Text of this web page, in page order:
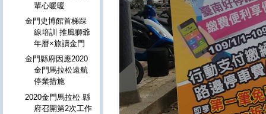
輩心暖暖
金門史博館首梯踩
線培訓 推風獅爺
年曆×旅讀金門
金門縣府因應2020
金門馬拉松遠航
停業措施
2020金門馬拉松 縣
府召開第2次工作